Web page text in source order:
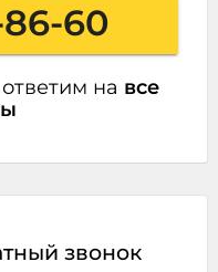
86-60
на все
звонок